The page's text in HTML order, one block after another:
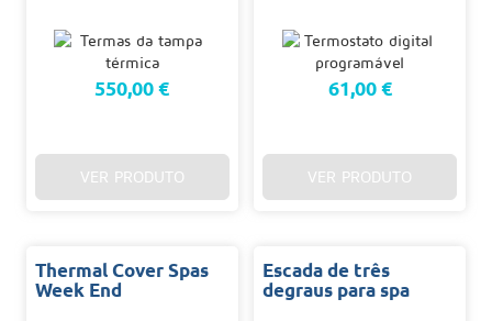
550,00 €
VER PRODUTO
61,00 €
VER PRODUTO
Thermal Cover Spas
Week End
Escada de três
degraus para spa